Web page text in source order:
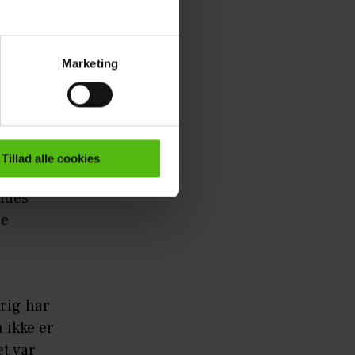
indhold til dig.
Vi indsamler data
Marketing
Tillad alle cookies
har
ikke er
var